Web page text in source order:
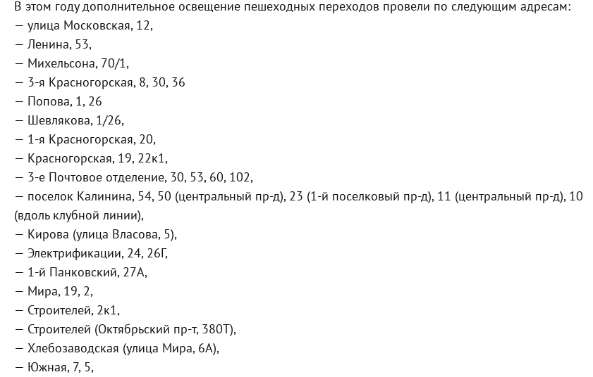
В этом году дополнительное освещение пешеходных переходов провели по следующим адресам:
— улица Московская, 12,
— Ленина, 53,
— Михельсона, 70/1,
— 3-я Красногорская, 8, 30, 36
— Попова, 1, 26
— Шевлякова, 1/26,
— 1-я Красногорская, 20,
— Красногорская, 19, 22к1,
— 3-е Почтовое отделение, 30, 53, 60, 102,
— поселок Калинина, 54, 50 (центральный пр-д), 23 (1-й поселковый пр-д), 11 (центральный пр-д), 10
(вдоль клубной линии),
— Кирова (улица Власова, 5),
— Электрификации, 24, 26Г,
— 1-й Панковский, 27А,
— Мира, 19, 2,
— Строителей, 2к1,
— Строителей (Октябрьский пр-т, 380Т),
— Хлебозаводская (улица Мира, 6А),
— Южная, 7, 5,